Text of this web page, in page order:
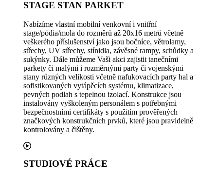
STAGE STAN PARKET
Nabízíme vlastní mobilní venkovní i vnitřní
stage/pódia/mola do rozměrů až 20x16 metrů včetně
veškerého příslušenství jako jsou bočníce, větrolamy,
střechy, UV střechy, stínidla, závěsné rampy, schůdky a
sukýnky. Dále můžeme Vaši akci zajistit tanečními
parkety či malými i rozměrnými party či vojenskými
stany různých velikosti včetně nafukovacích party hal a
sofistikovaných vytápěcích systému, klimatizace,
pevných podlah s tepelnou izolací. Konstrukce jsou
instalovány vyškoleným personálem s potřebnými
bezpečnostními certifikáty s použitím prověřených
značkových konstrukčních prvků, které jsou pravidelně
kontrolovány a čištěny.
STUDIOVÉ PRÁCE